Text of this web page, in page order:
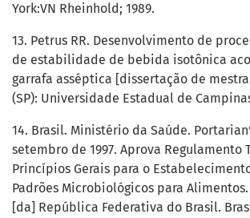
York:VN Rheinhold; 1989.
13. Petrus RR. Desenvolvimento de
de estabilidade de bebida isotônica
garrafa asséptica [dissertação de
(SP): Universidade Estadual de
14. Brasil. Ministério da Saúde.
setembro de 1997. Aprova Regulamento
Princípios Gerais para o
Padrões Microbiológicos para
[da] República Federativa do Brasil.